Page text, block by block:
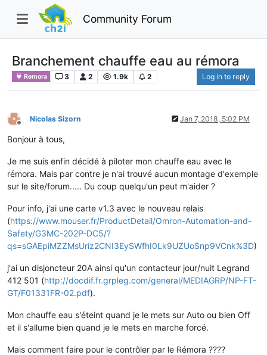
Community Forum
Branchement chauffe eau au rémora
Remora 3 2 1.9k 2 Log in to reply
Offline
Nicolas Sizorn Jan 7, 2018, 5:02 PM
Bonjour à tous,
Je me suis enfin décidé à piloter mon chauffe eau avec le
rémora. Mais par contre je n'ai trouvé aucun montage d'exemple
sur le site/forum..... Du coup quelqu'un peut m'aider ?
Pour info, j'ai une carte v1.3 avec le nouveau relais
(https://www.mouser.fr/ProductDetail/Omron-Automation-and-
Safety/G3MC-202P-DC5/?
qs=sGAEpiMZZMsUriz2CNI3EySWfhI0Lk9UZUoSnp9VCnk%3D)
j'ai un disjoncteur 20A ainsi qu'un contacteur jour/nuit Legrand
412 501 (http://docdif.fr.grpleg.com/general/MEDIAGRP/NP-FT-
GT/F01331FR-02.pdf).
Mon chauffe eau s'éteint quand je le mets sur Auto ou bien Off
et il s'allume bien quand je le mets en marche forcé.
Mais comment faire pour le contrôler par le Rémora ????